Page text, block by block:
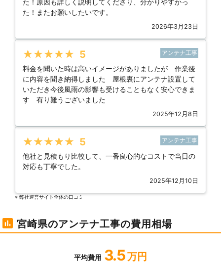
た！原因も詳しく説明してくださり、分かりやすかっ
た！またお願いしたいです。
2026年3月23日
★★★★★ 5 アンテナ工事
料金を聞いた時は高いイメージがありましたが 作業後
に内容を聞き納得しました 屋根裏にアンテナ設置して
いただき今後風雨の影響も受けることもなく安心できま
す 有り難うございました
2025年12月8日
★★★★★ 5 アンテナ工事
他社と見積もり比較して、一番良心的なコストで当日の
対応も丁寧でした。
2025年12月10日
※ 弊社運営サイト全体の⼝コミ
宮崎県のアンテナ工事の費用相場
平均費用 3.5 万円